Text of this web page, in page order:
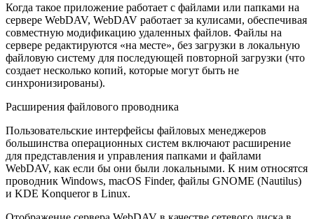
Когда такое приложение работает с файлами или папками на
сервере WebDAV, WebDAV работает за кулисами, обеспечивая
совместную модификацию удаленных файлов. Файлы на
сервере редактируются «на месте», без загрузки в локальную
файловую систему для последующей повторной загрузки (что
создает несколько копий, которые могут быть не
синхронизированы).
Расширения файлового проводника
Пользовательские интерфейсы файловых менеджеров
большинства операционных систем включают расширение
для представления и управления папками и файлами
WebDAV, как если бы они были локальными. К ним относятся
проводник Windows, macOS Finder, файлы GNOME (Nautilus)
и KDE Konqueror в Linux.